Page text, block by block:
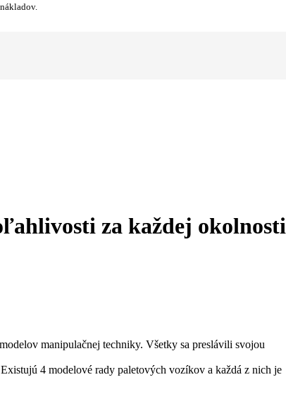
za každej okolnosti
manipulačnej techniky. Všetky sa preslávili svojou
4 modelové rady paletových vozíkov a každá z nich je